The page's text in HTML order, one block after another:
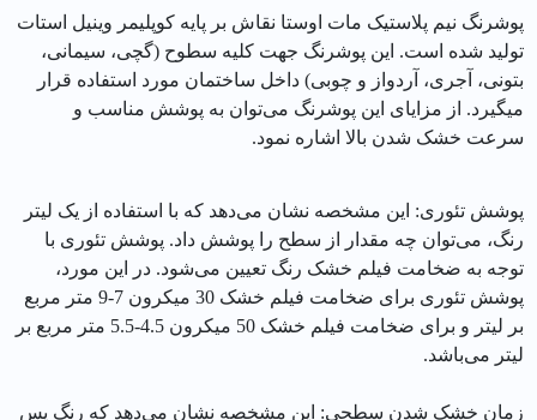
پوشرنگ نیم پلاستیک مات اوستا نقاش بر پایه کوپلیمر وینیل استات
تولید شده است. این پوشرنگ جهت کلیه سطوح (گچی، سیمانی،
بتونی، آجری، آردواز و چوبی) داخل ساختمان مورد استفاده قرار
می‎گیرد. از مزایای این پوشرنگ می‌توان به پوشش مناسب و
سرعت خشک شدن بالا اشاره نمود.
پوشش تئوری: این مشخصه نشان می‌دهد که با استفاده از یک لیتر
رنگ، می‌توان چه مقدار از سطح را پوشش داد. پوشش تئوری با
توجه به ضخامت فیلم خشک رنگ تعیین می‌شود. در این مورد،
پوشش تئوری برای ضخامت فیلم خشک 30 میکرون 7-9 متر مربع
بر لیتر و برای ضخامت فیلم خشک 50 میکرون 4.5-5.5 متر مربع بر
لیتر می‌باشد.
زمان خشک شدن سطحی: این مشخصه نشان می‌دهد که رنگ پس